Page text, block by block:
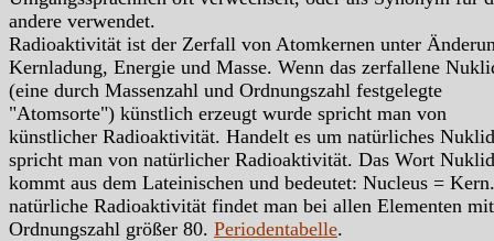
andere verwendet.
Radioaktivität ist der Zerfall von Atomkernen unter
Kernladung, Energie und Masse. Wenn das zerfallene
(eine durch Massenzahl und Ordnungszahl festgelegte
"Atomsorte") künstlich erzeugt wurde spricht man von
künstlicher Radioaktivität. Handelt es um natürliches Nuklid
spricht man von natürlicher Radioaktivität. Das Wort Nuklid
kommt aus dem Lateinischen und bedeutet: Nucleus =
natürliche Radioaktivität findet man bei allen Elementen
Ordnungszahl größer 80. Periodentabelle.